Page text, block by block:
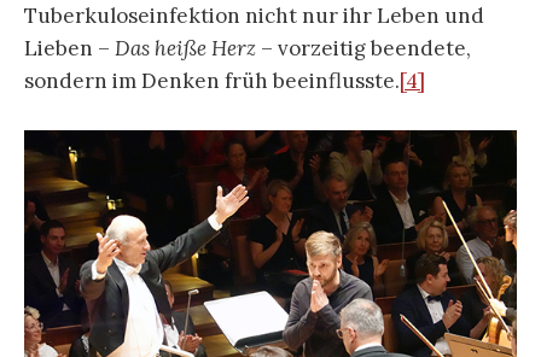
Tuberkuloseinfektion nicht nur ihr Leben und
Lieben – Das heiße Herz – vorzeitig beendete,
sondern im Denken früh beeinflusste.[4]